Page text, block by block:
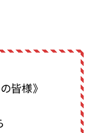
皆様》